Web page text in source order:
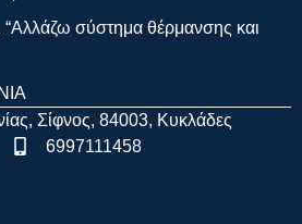
“Αλλάζω σύστημα θέρμανσης και
Σίφνος, 84003, Κυκλάδες
6997111458